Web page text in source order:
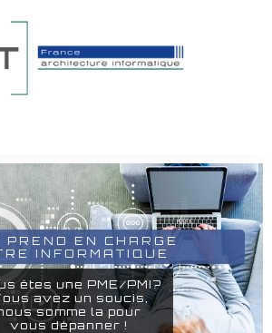
PREND EN CHARGE
INFORMATIQUE
êtes une PME/PMI?
avez un soucis,
somme la pour
vous dépanner !